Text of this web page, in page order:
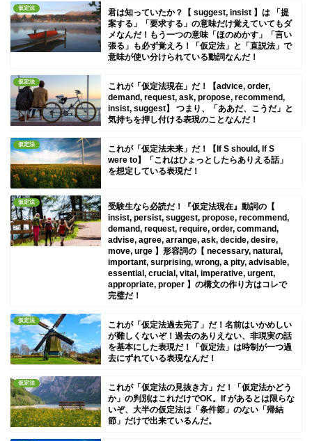
仮定法
君は知っていたか？【 suggest, insist 】は 「提
案する」「要求する」の意味だけ覚えていてもダ
メなんだ！もう一つの意味「ほのめかす」「言い
張る」も必ず覚えろ！「仮定法」と「直説法」で
意味が使い分けられている動詞なんだ！
仮定法
これが「仮定法現在」だ！【advice, order,
demand, request, ask, propose, recommend,
insist, suggest】 つまり、「ああだ、こうだ」と
気持ちを押し付ける表現のことなんだ！
仮定法
これが「仮定法未来」だ！【If S should, If S
were to】「これはひょっとしたらありえる話」
を想定している表現だ！
仮定法
受験生なら必読だ！『仮定法現在』動詞の【
insist, persist, suggest, propose, recommend,
demand, request, require, order, command,
advise, agree, arrange, ask, decide, desire,
move, urge 】形容詞の【 necessary, natural,
important, surprising, wrong, a pity, advisable,
essential, crucial, vital, imperative, urgent,
appropriate, proper 】の構文の作り方はコレで
完璧だ！
仮定法
これが「仮定法過去完了」だ！名前はいかめしい
が難しくないぞ！過去のありえない、非現実の話
を基本にした表現だ！「仮定法」は時制が一つ過
去にずれている表現なんだ！
仮定法
これが「仮定法の見抜き方」だ！「仮定法かどう
か」の判別はこれだけでOK。If があるとは限らな
いぞ、大半の仮定法は「条件節」のない「帰結
節」だけで出来ているんだ。